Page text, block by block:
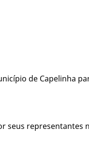
de Capelinha
seus